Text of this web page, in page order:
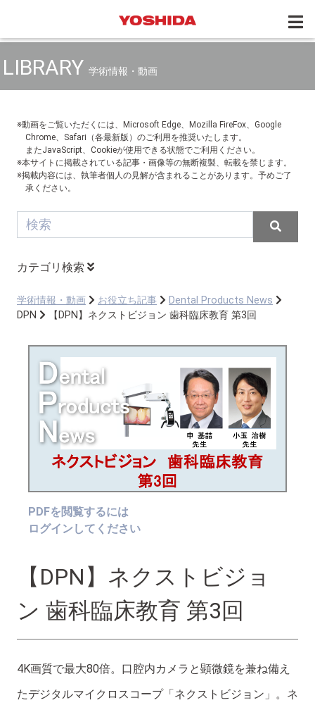
LIBRARY 学術情報・動画
※動画をご覧いただくには、Microsoft Edge、Mozilla FireFox、Google
Chrome、Safari（各最新版）のご利用を推奨いたします。
またJavaScript、Cookieが使用できる状態でご利用ください。
※本サイトに掲載されている記事・画像等の無断複製、転載を禁じます。
※掲載内容には、執筆者個人の見解が含まれることがあります。予めご了
承ください。
カテゴリ検索
学術情報・動画 お役立ち記事
Dental Products News
DPN
【DPN】ネクストビジョン 歯科臨床教育 第3回
PDFを閲覧するには
ログインしてください
【DPN】ネクストビジョ
ン 歯科臨床教育 第3回
4K画質で最大80倍。口腔内カメラと顕微鏡を兼ね備え
たデジタルマイクロスコープ「ネクストビジョン」。ネ